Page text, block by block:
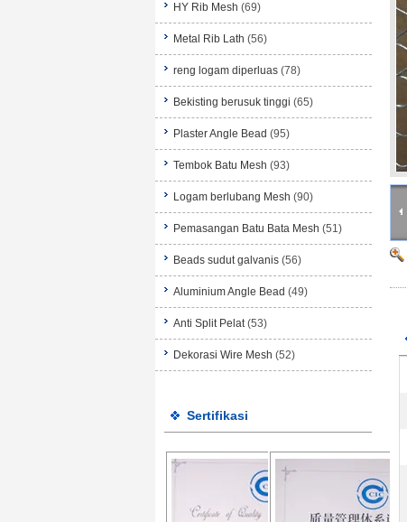
HY Rib Mesh (69)
Metal Rib Lath (56)
reng logam diperluas (78)
Bekisting berusuk tinggi (65)
Plaster Angle Bead (95)
Tembok Batu Mesh (93)
Logam berlubang Mesh (90)
Pemasangan Batu Bata Mesh (51)
Beads sudut galvanis (56)
Aluminium Angle Bead (49)
Anti Split Pelat (53)
Dekorasi Wire Mesh (52)
Sertifikasi